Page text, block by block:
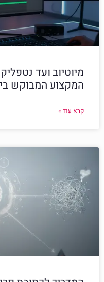
מיוטיוב ועד
המקצוע המבוקש ביותר
קרא עוד »